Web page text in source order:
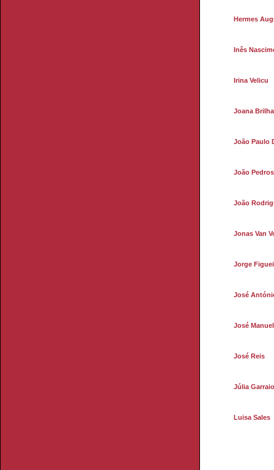
Hermes
Inês
Irina Velicu
Joana
João Paulo
João
João
Jonas Van
Jorge
José
José
José Reis
Júlia Garraio
Luisa Sales